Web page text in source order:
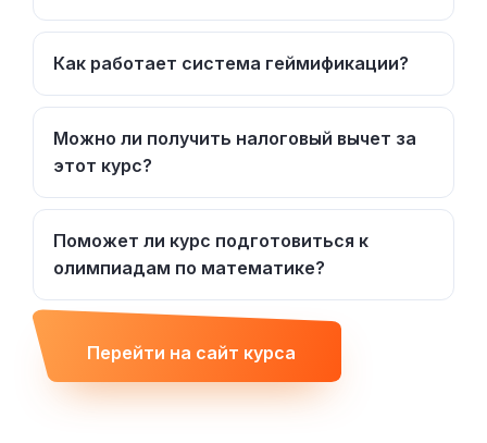
Как работает система геймификации?
Можно ли получить налоговый вычет за
этот курс?
Поможет ли курс подготовиться к
олимпиадам по математике?
Перейти на сайт курса